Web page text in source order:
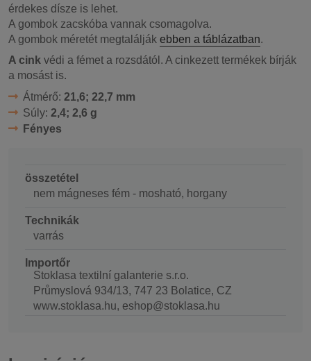
érdekes dísze is lehet.
A gombok zacskóba vannak csomagolva.
A gombok méretét megtalálják ebben a táblázatban.
A cink védi a fémet a rozsdától. A cinkezett termékek bírják
a mosást is.
Átmérő: 21,6; 22,7 mm
Súly: 2,4; 2,6 g
Fényes
összetétel
nem mágneses fém - mosható, horgany
Technikák
varrás
Importőr
Stoklasa textilní galanterie s.r.o.
Průmyslová 934/13, 747 23 Bolatice, CZ
www.stoklasa.hu, eshop@stoklasa.hu